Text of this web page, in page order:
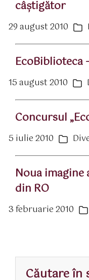
câştigător
29 august 2010
EcoBiblioteca
15 august 2010
Concursul
5 iulie 2010
Noua
din RO
3 februarie 2010
Căutare în